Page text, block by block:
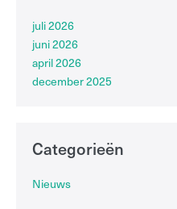
juli 2026
juni 2026
april 2026
december 2025
Categorieën
Nieuws